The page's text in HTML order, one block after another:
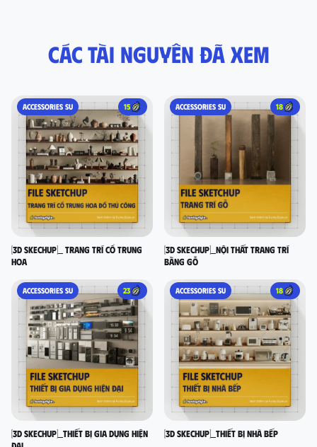
Các tài nguyên đã xem
ACCESSORIES SU 15
[3D SKECHUP]_ Trang trí cổ Trung
Hoa
ACCESSORIES SU 18
[3D SKECHUP]_Nội thất trang trí
bằng gỗ
ACCESSORIES SU 23
[3D SKECHUP]_Thiết bị gia dụng hiện
ACCESSORIES SU 18
[3D SKECHUP]_Thiết bị nhà bếp